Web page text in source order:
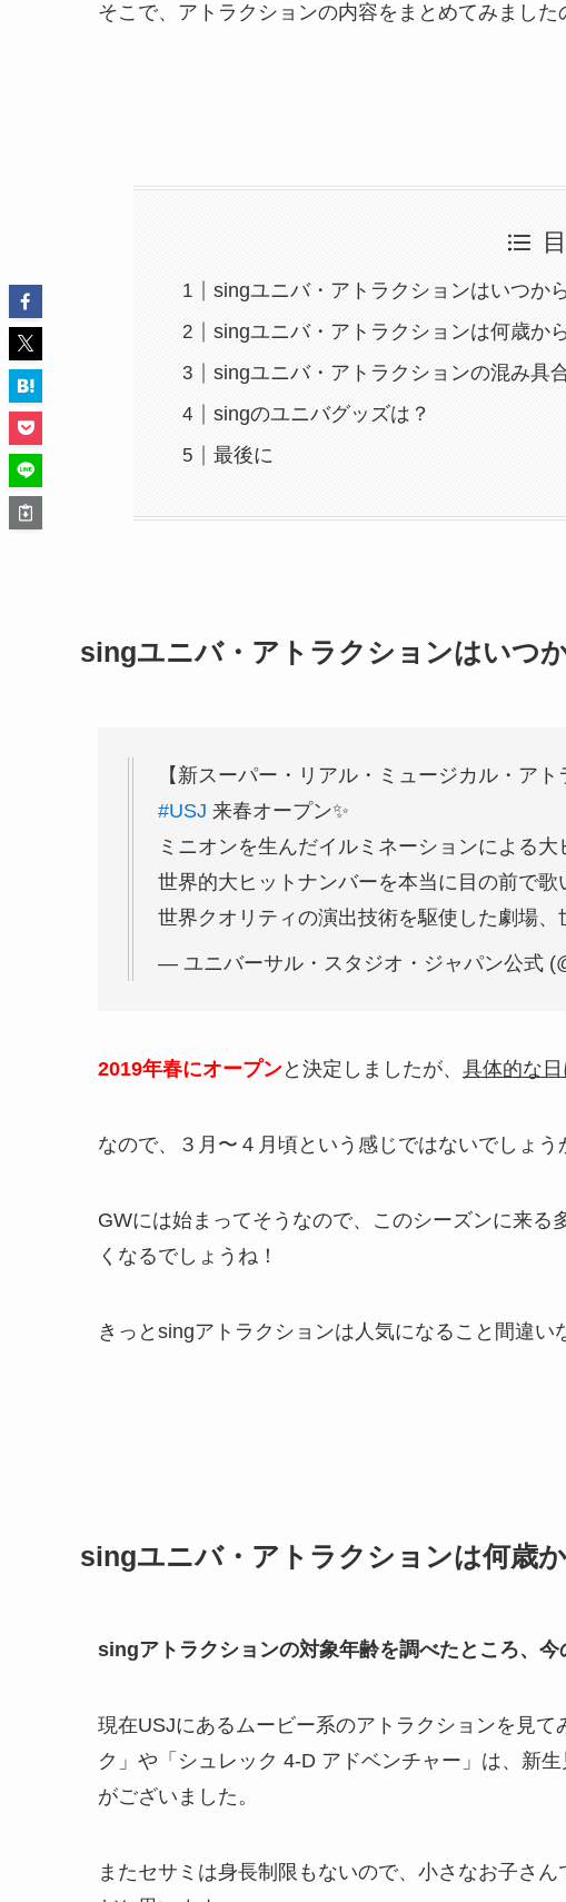
そこで、アトラクションの内容をまとめてみました
singユニバ・アトラクションはいつか
singユニバ・アトラクションは何歳か
singユニバ・アトラクションの混み具
singのユニバグッズは？
最後に
singユニバ・アトラクションはいつ
【新スーパー・リアル・ミュージカル・ア
#USJ 来春オープン✨
ミニオンを生んだイルミネーションによる
世界的大ヒットナンバーを本当に目の前で歌
世界クオリティの演出技術を駆使した劇場、
— ユニバーサル・スタジオ・ジャパン公式
2019年春にオープンと決定しましたが、 具体的な
なので、３月〜４月頃という感じではないでしょう
GWには始まってそうなので、このシーズンに来
くなるでしょうね！
きっとsingアトラクションは人気になること間違い
singユニバ・アトラクションは何歳
singアトラクションの対象年齢を調べたところ、今
現在USJにあるムービー系のアトラクションを見
ク」や「シュレック 4-D アドベンチャー」は、新
がございました。
またセサミは身長制限もないので、小さなお子さ